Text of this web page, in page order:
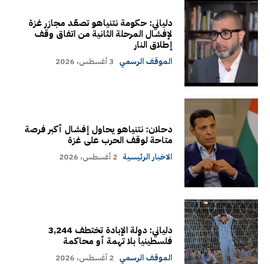
دلياني: حكومة نتنياهو تصعّد مجازر غزة
لإفشال المرحلة الثانية من اتفاق وقف
إطلاق النار
الموقف الرسمي 3 أغسطس، 2026
دحلان: نتنياهو يحاول إفشال أكبر فرصة
متاحة لوقف الحرب على غزة
الاخبار الرئيسية 2 أغسطس، 2026
دلياني: دولة الإبادة تختطف 3,244
فلسطينياً بلا تهمة أو محاكمة
الموقف الرسمي 2 أغسطس، 2026